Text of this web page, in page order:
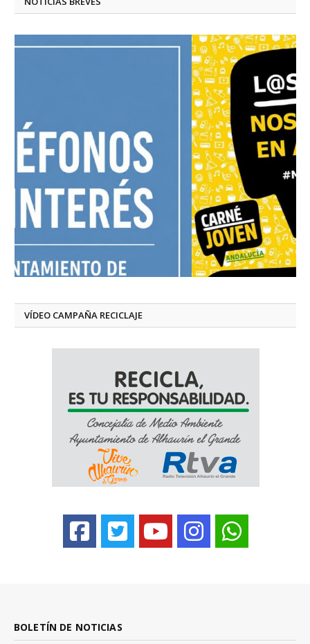
VÍDEO CAMPAÑA RECICLAJE
BOLETÍN DE NOTICIAS